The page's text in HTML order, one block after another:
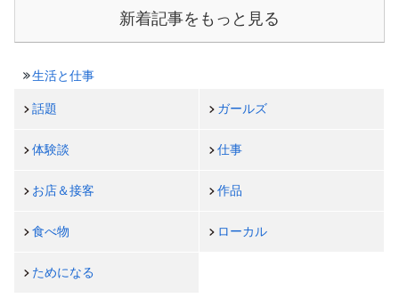
新着記事をもっと見る
生活と仕事
話題 ガールズ
体験談 仕事
お店＆接客 作品
食べ物 ローカル
ためになる